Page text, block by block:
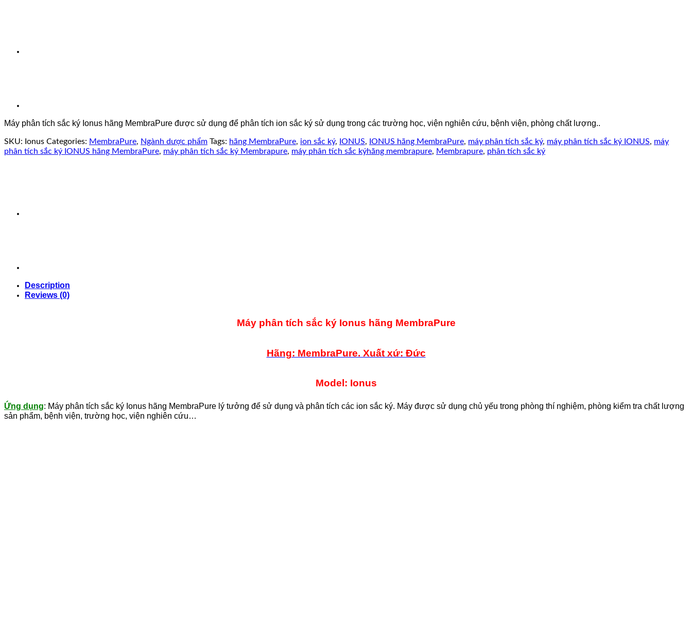
Máy phân tích sắc ký Ionus hãng MembraPure được sử dụng để phân tích ion sắc ký sử dụng trong các trường học, viện nghiên cứu, bệnh viện, phòng chất lượng..
SKU: Ionus Categories: MembraPure, Ngành dược phẩm Tags: hãng MembraPure, ion sắc ký, IONUS, IONUS hãng MembraPure, máy phân tích sắc ký, máy phân tích sắc ký IONUS, máy
phân tích sắc ký IONUS hãng MembraPure, máy phân tích sắc ký Membrapure, máy phân tích sắc kýhãng membrapure, Membrapure, phân tích sắc ký
Description
Reviews (0)
Máy phân tích sắc ký Ionus hãng MembraPure
Hãng: MembraPure. Xuất xứ: Đức
Model: Ionus
Ứng dụng: Máy phân tích sắc ký Ionus hãng MembraPure lý tưởng để sử dụng và phân tích các ion sắc ký. Máy được sử dụng chủ yếu trong phòng thí nghiệm, phòng kiểm tra chất lượng
sản phẩm, bệnh viện, trường học, viện nghiên cứu…